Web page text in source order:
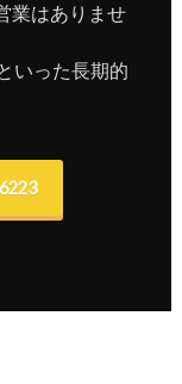
業はありませ
いった長期的